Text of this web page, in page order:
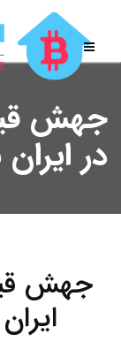
جهش
در ایران
جهش